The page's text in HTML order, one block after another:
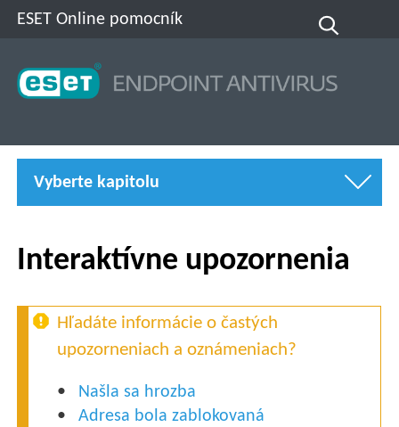
ESET Online pomocník
Vyberte kapitolu
Interaktívne upozornenia
Hľadáte informácie o častých
upozorneniach a oznámeniach?
Našla sa hrozba
Adresa bola zablokovaná